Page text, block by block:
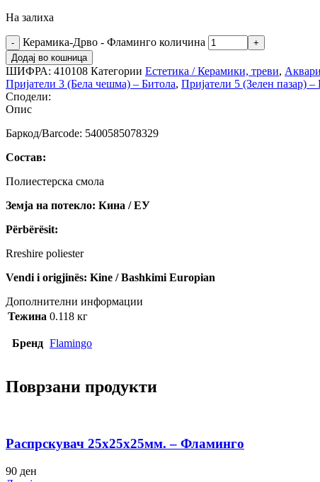
На залиха
Керамика-Дрво - Фламинго количина
Додај во кошница
ШИФРА: 410108 Категории Естетика / Керамики, треви,
Пријатели 3 (Бела чешма) – Битола, Пријатели 5 (Зелен пазар) –
Сподели:
Опис
Баркод/Barcode: 5400585078329
Состав:
Полиестерска смола
Земја на потекло: Кина / ЕУ
Përbërësit:
Rreshire poliester
Vendi i origjinës: Kine / Bashkimi Europian
Дополнителни информации
Тежина 0.118 кг
Бренд Flamingo
Поврзани продукти
Распрскувач 25х25х25мм. – Фламинго
90 ден